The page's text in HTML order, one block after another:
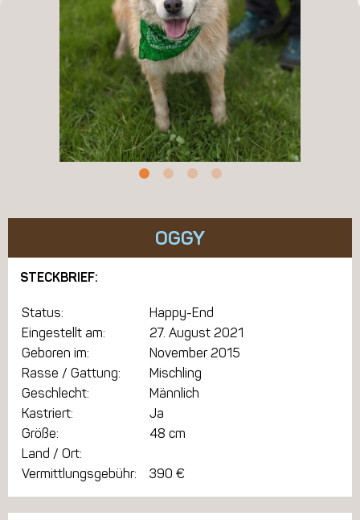
OGGY
STECKBRIEF:
Status:
Happy-End
Eingestellt am:
27. August 2021
Geboren im:
November 2015
Rasse / Gattung:
Mischling
Geschlecht:
Männlich
Kastriert:
Ja
Größe:
48 cm
Land / Ort:
Vermittlungsgebühr:
390 €